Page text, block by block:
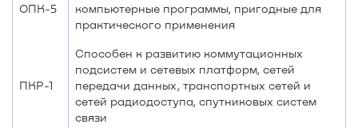
ОПК-5
компьютерные программы, пригодные для
практического применения
ПКР-1
Способен к развитию коммутационных
подсистем и сетевых платформ, сетей
передачи данных, транспортных сетей и
сетей радиодоступа, спутниковых систем
связи